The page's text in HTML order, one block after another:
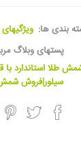
بندی ها:
پستهای وبلاگ
طلا استاندارد
سیلور|فروش